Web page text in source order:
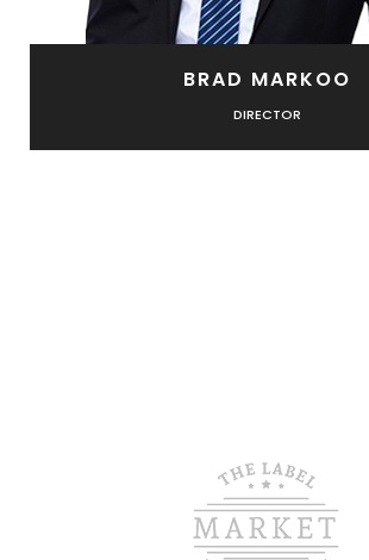
BRAD MARKOO
DIRECTOR